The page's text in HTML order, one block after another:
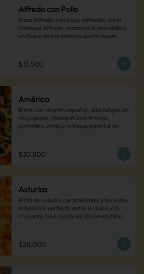
Alfredo con Pollo
Pizza Alfredo con pollo salteado: salsa
cremosa Alfredo, mozzarella derretida y
un toque de parmesano que la hacen
$31.500
América
Pizza con chorizo español, albóndigas de
res jugosas, champiñones frescos,
pimentón verde y el toque especial de
$30.800
Asturias
Pizza de cebolla caramelizada y tocineta:
el balance perfecto entre lo dulce y lo
crocante. Una combinación irresistible…
$28.000